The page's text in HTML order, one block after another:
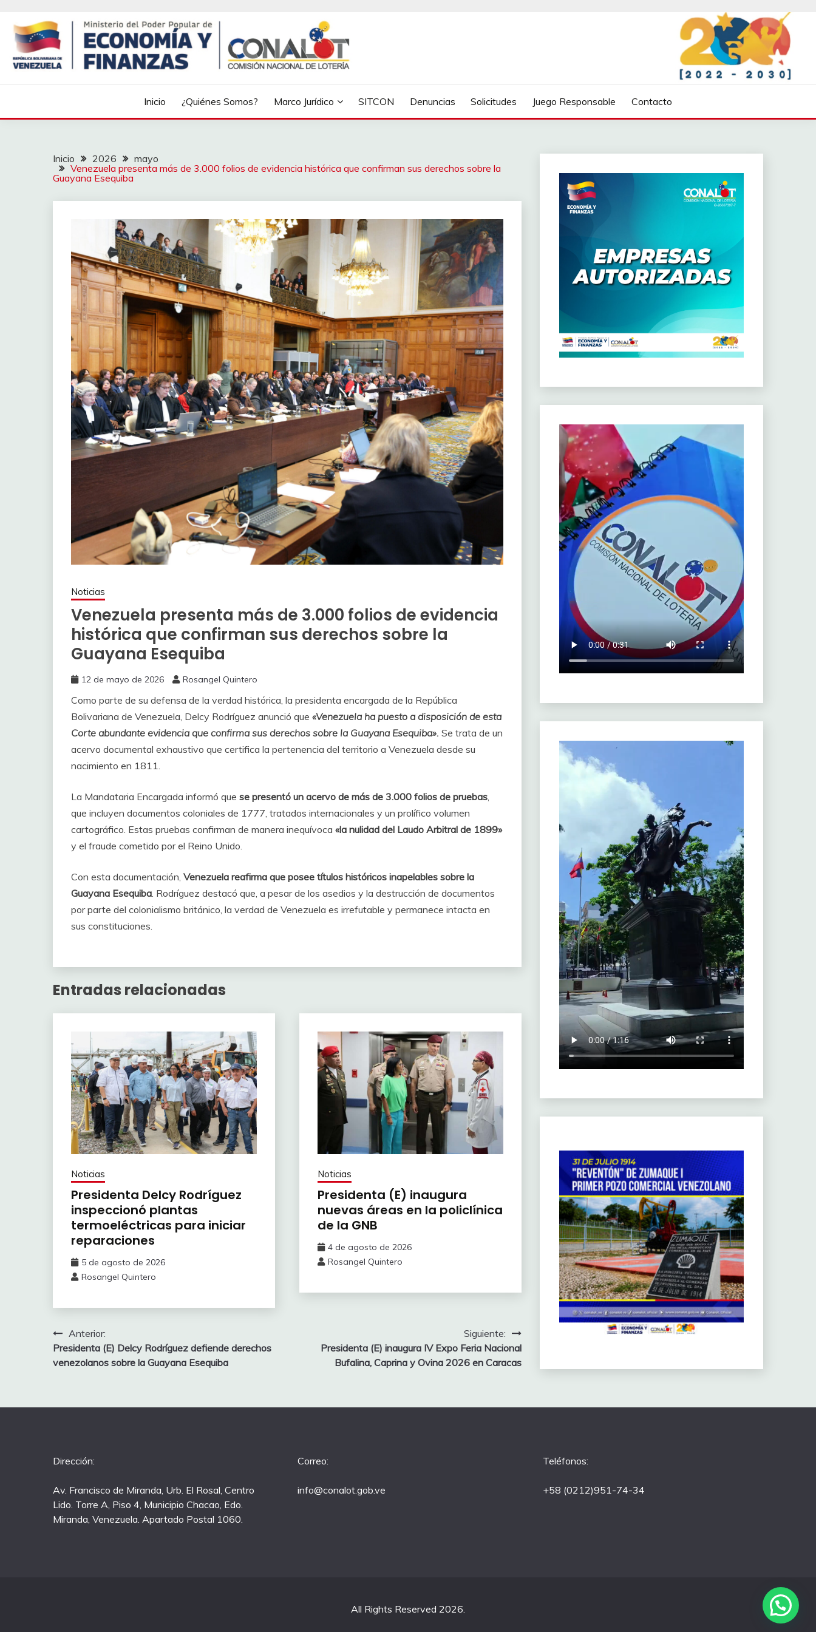
Inicio ¿Quiénes Somos? Marco Jurídico SITCON Denuncias Solicitudes Juego Responsable Contacto
Inicio 2026
mayo
Venezuela presenta más de 3.000 folios de evidencia histórica que confirman sus derechos sobre la
Guayana Esequiba
Noticias
Venezuela presenta más de 3.000 folios de evidencia
histórica que confirman sus derechos sobre la
Guayana Esequiba
12 de mayo de 2026 Rosangel Quintero
Como parte de su defensa de la verdad histórica, la presidenta encargada de la República
Bolivariana de Venezuela, Delcy Rodríguez anunció que «Venezuela ha puesto a disposición de esta
Corte abundante evidencia que confirma sus derechos sobre la Guayana Esequiba». Se trata de un
acervo documental exhaustivo que certifica la pertenencia del territorio a Venezuela desde su
nacimiento en 1811.
La Mandataria Encargada informó que se presentó un acervo de más de 3.000 folios de pruebas,
que incluyen documentos coloniales de 1777, tratados internacionales y un prolífico volumen
cartográfico. Estas pruebas confirman de manera inequívoca «la nulidad del Laudo Arbitral de 1899»
y el fraude cometido por el Reino Unido.
Con esta documentación, Venezuela reafirma que posee títulos históricos inapelables sobre la
Guayana Esequiba. Rodríguez destacó que, a pesar de los asedios y la destrucción de documentos
por parte del colonialismo británico, la verdad de Venezuela es irrefutable y permanece intacta en
sus constituciones.
Entradas relacionadas
Noticias
Presidenta Delcy Rodríguez
inspeccionó plantas
termoeléctricas para iniciar
reparaciones
5 de agosto de 2026
Rosangel Quintero
Noticias
Presidenta (E) inaugura
nuevas áreas en la policlínica
de la GNB
4 de agosto de 2026
Rosangel Quintero
Anterior:
Presidenta (E) Delcy Rodríguez defiende derechos
venezolanos sobre la Guayana Esequiba
Siguiente:
Presidenta (E) inaugura IV Expo Feria Nacional
Bufalina, Caprina y Ovina 2026 en Caracas
Dirección:
Av. Francisco de Miranda, Urb. El Rosal, Centro
Lido. Torre A, Piso 4, Municipio Chacao, Edo.
Miranda, Venezuela. Apartado Postal 1060.
Correo:
info@conalot.gob.ve
Teléfonos:
+58 (0212)951-74-34
All Rights Reserved 2026.